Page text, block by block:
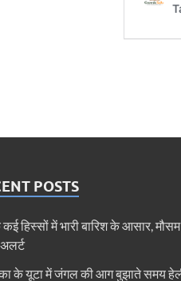
POSTS
हिस्सों में भारी बारिश के आसार, मौसम
के यूटा में जंगल की आग बुझाते समय